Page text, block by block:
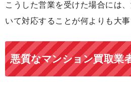
こうした営業を受けた場合には
いて対応することが何よりも大事
悪質なマンション買取業